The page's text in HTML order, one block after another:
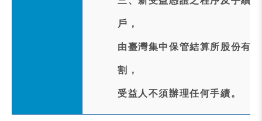
戶，
由臺灣集中保管結算所股份有
割，
受益人不須辦理任何手續。